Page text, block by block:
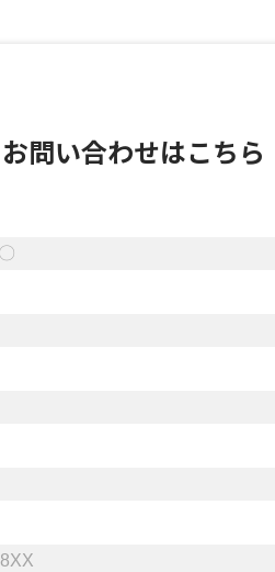
お問い合わせはこちら